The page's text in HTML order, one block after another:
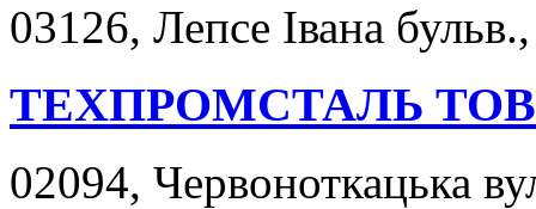
03126, Лепсе Івана
ТЕХПРОМСТАЛЬ ТОВ
02094, Червоноткацька